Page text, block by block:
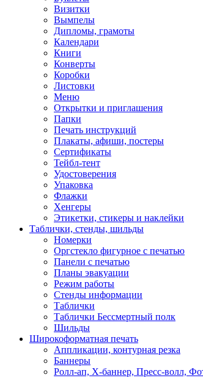
Визитки
Вымпелы
Дипломы, грамоты
Календари
Книги
Конверты
Коробки
Листовки
Меню
Открытки и приглашения
Папки
Печать инструкций
Плакаты, афиши, постеры
Сертификаты
Тейбл-тент
Удостоверения
Упаковка
Флажки
Хенгеры
Этикетки, стикеры и наклейки
Таблички, стенды, шильды
Номерки
Оргстекло фигурное с печатью
Панели с печатью
Планы эвакуации
Режим работы
Стенды информации
Таблички
Таблички Бессмертный полк
Шильды
Широкоформатная печать
Аппликации, контурная резка
Баннеры
Ролл-ап, X-баннер, Пресс-волл,